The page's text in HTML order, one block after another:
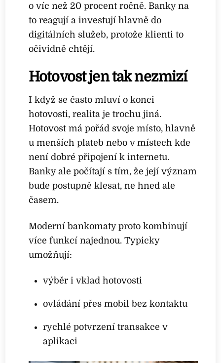
o víc než 20 procent ročně. Banky na
to reagují a investují hlavně do
digitálních služeb, protože klienti to
očividně chtějí.
Hotovost jen tak nezmizí
I když se často mluví o konci
hotovosti, realita je trochu jiná.
Hotovost má pořád svoje místo, hlavně
u menších plateb nebo v místech kde
není dobré připojení k internetu.
Banky ale počítají s tím, že její význam
bude postupně klesat, ne hned ale
časem.
Moderní bankomaty proto kombinují
více funkcí najednou. Typicky
umožňují:
výběr i vklad hotovosti
ovládání přes mobil bez kontaktu
rychlé potvrzení transakce v
aplikaci